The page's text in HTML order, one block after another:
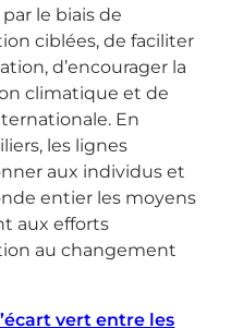
le biais de
ciblées, de faciliter
d’encourager la
climatique et de
En
les lignes
aux individus et
entier les moyens
aux efforts
au changement
vert entre les